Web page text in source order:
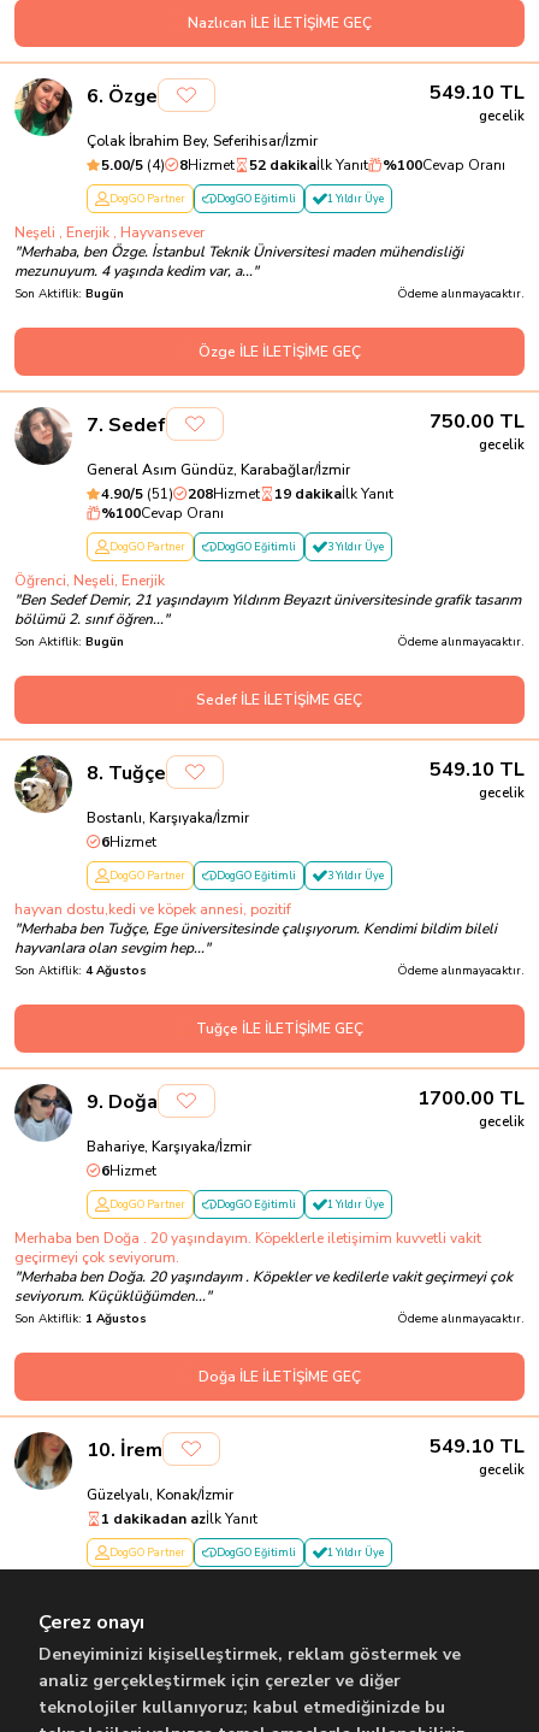
Nazlıcan İLE İLETİŞİME GEÇ
6. Özge 549.10 TL
gecelik
Çolak İbrahim Bey, Seferihisar/İzmir
5.00/5 (4) 8Hizmet 52 dakikaİlk Yanıt %100Cevap Oranı
DogGO Partner DogGO Eğitimli 1 Yıldır Üye
Neşeli , Enerjik , Hayvansever
"Merhaba, ben Özge. İstanbul Teknik Üniversitesi maden mühendisliği
mezunuyum. 4 yaşında kedim var, a..."
Son Aktiflik: Bugün Ödeme alınmayacaktır.
Özge İLE İLETİŞİME GEÇ
7. Sedef 750.00 TL
gecelik
General Asım Gündüz, Karabağlar/İzmir
4.90/5 (51) 208Hizmet 19 dakikaİlk Yanıt
%100Cevap Oranı
DogGO Partner DogGO Eğitimli 3 Yıldır Üye
Öğrenci, Neşeli, Enerjik
"Ben Sedef Demir, 21 yaşındayım Yıldırım Beyazıt üniversitesinde grafik tasarım
bölümü 2. sınıf öğren..."
Son Aktiflik: Bugün Ödeme alınmayacaktır.
Sedef İLE İLETİŞİME GEÇ
8. Tuğçe 549.10 TL
gecelik
Bostanlı, Karşıyaka/İzmir
6Hizmet
DogGO Partner DogGO Eğitimli 3 Yıldır Üye
hayvan dostu,kedi ve köpek annesi, pozitif
"Merhaba ben Tuğçe, Ege üniversitesinde çalışıyorum. Kendimi bildim bileli
hayvanlara olan sevgim hep..."
Son Aktiflik: 4 Ağustos Ödeme alınmayacaktır.
Tuğçe İLE İLETİŞİME GEÇ
9. Doğa 1700.00 TL
gecelik
Bahariye, Karşıyaka/İzmir
6Hizmet
DogGO Partner DogGO Eğitimli 1 Yıldır Üye
Merhaba ben Doğa . 20 yaşındayım. Köpeklerle iletişimim kuvvetli vakit
geçirmeyi çok seviyorum.
"Merhaba ben Doğa. 20 yaşındayım . Köpekler ve kedilerle vakit geçirmeyi çok
seviyorum. Küçüklüğümden..."
Son Aktiflik: 1 Ağustos Ödeme alınmayacaktır.
Doğa İLE İLETİŞİME GEÇ
10. İrem 549.10 TL
gecelik
Güzelyalı, Konak/İzmir
1 dakikadan azİlk Yanıt
DogGO Partner DogGO Eğitimli 1 Yıldır Üye
ilgileniyorum. Köpeklerle ...
Son Aktiflik: 4 Ağustos Ödeme alınmayacaktır.
İrem İLE İLETİŞİME GEÇ
Çerez onayı
Deneyiminizi kişiselleştirmek, reklam göstermek ve
analiz gerçekleştirmek için çerezler ve diğer
teknolojiler kullanıyoruz; kabul etmediğinizde bu